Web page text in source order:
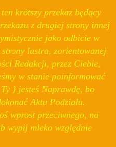
krótszy przekaz będący
z drugiej strony innej
jako odbicie w
lustra, zorientowanej
Redakcji, przez Ciebie,
w stanie poinformować
} jesteś Naprawdę, bo
Aktu Podziału.
wprost przeciwnego, na
wypij mleko względnie